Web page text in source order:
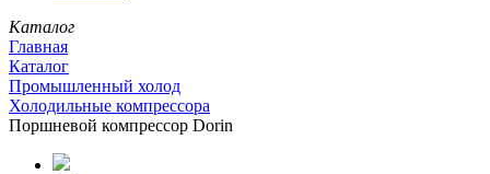
Каталог
Главная
Каталог
Промышленный холод
Холодильные компрессора
Поршневой компрессор Dorin